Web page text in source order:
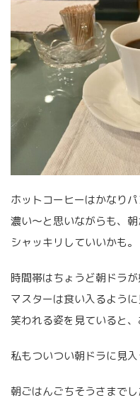
ホットコーヒーはかなり
濃い〜と思いながらも、
シャッキリしていいかも。
時間帯はちょうど朝ドラが
マスターは食い入るよう
笑われる姿を見ていると、
私もついつい朝ドラに見入
朝ごはんごちそうさまでし